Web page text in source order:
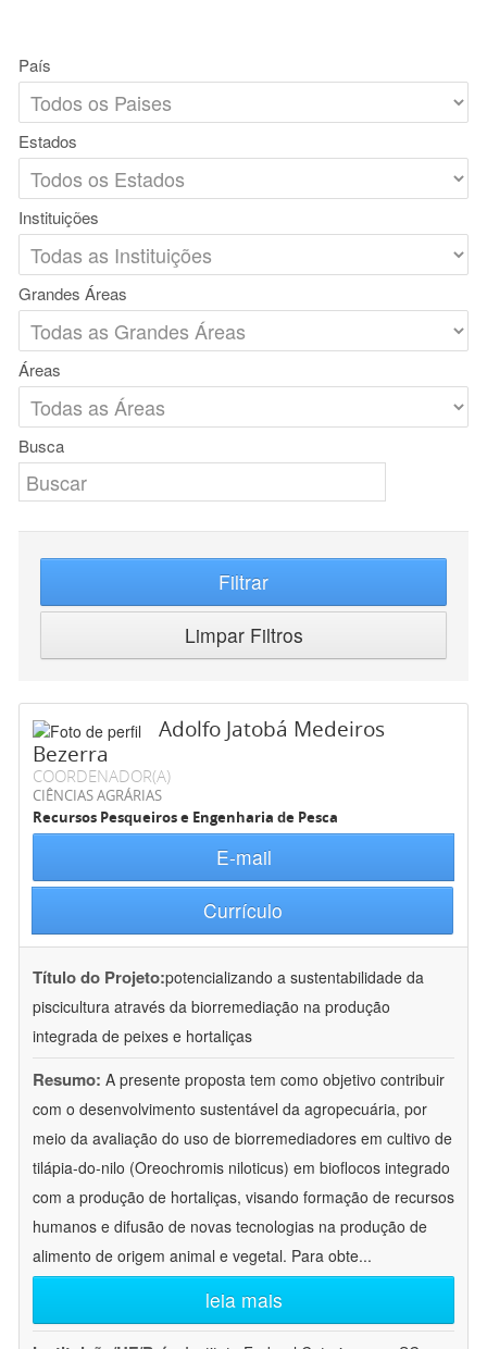
País
Estados
Instituições
Grandes Áreas
Áreas
Busca
Filtrar
Limpar Filtros
Adolfo Jatobá Medeiros
Bezerra
COORDENADOR(A)
CIÊNCIAS AGRÁRIAS
Recursos Pesqueiros e Engenharia de Pesca
E-mail
Currículo
Título do Projeto:potencializando a sustentabilidade da
piscicultura através da biorremediação na produção
integrada de peixes e hortaliças
Resumo: A presente proposta tem como objetivo contribuir
com o desenvolvimento sustentável da agropecuária, por
meio da avaliação do uso de biorremediadores em cultivo de
tilápia-do-nilo (Oreochromis niloticus) em bioflocos integrado
com a produção de hortaliças, visando formação de recursos
humanos e difusão de novas tecnologias na produção de
alimento de origem animal e vegetal. Para obte...
leia mais